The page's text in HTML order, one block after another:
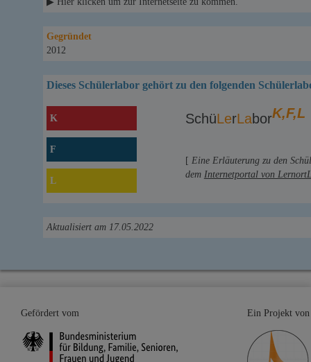
Gegründet
2012
Dieses Schülerlabor gehört zu den folgenden
K
F
L
SchüLerLaborK,F,L
[ Eine Erläuterung zu den
dem Internetportal von
Aktualisiert am 17.05.2022
Gefördert vom Ein Projekt von